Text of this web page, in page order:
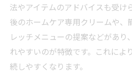
法やアイテムのアドバイスも受け
後のホームケア専用クリームや、
レッチメニューの提案などがあり
れやすいのが特徴です。これによ
続しやすくなります。